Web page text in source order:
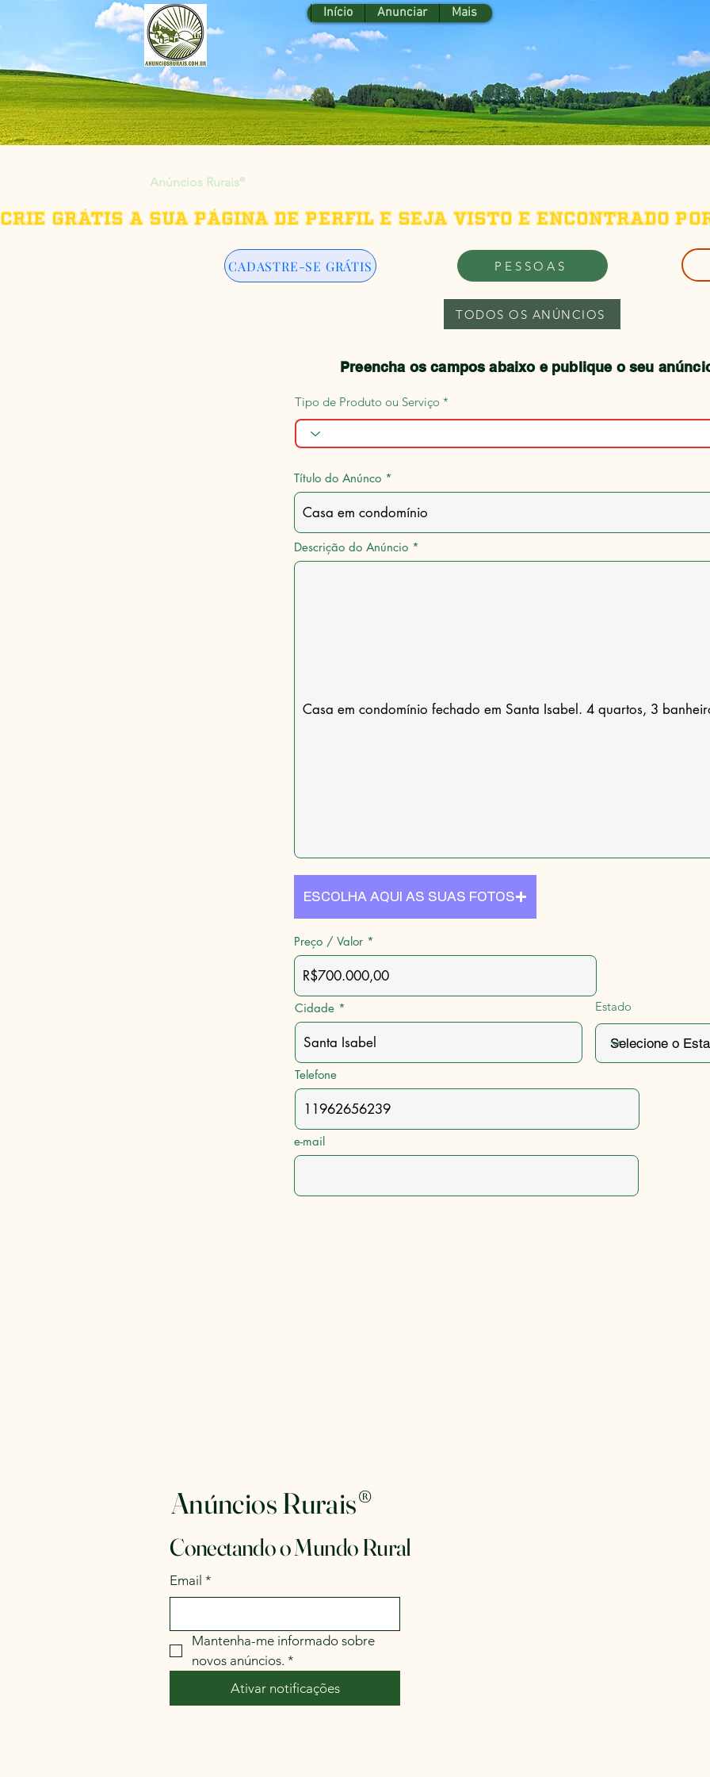
Anúncios Rurais®
Início Anunciar Mais
Crie grátis a sua página de perfil e seja visto e encontrado por
CADASTRE-SE GRÁTIS PESSOAS
TODOS OS ANÚNCIOS
Preencha os campos abaixo e publique o seu
Tipo de Produto ou Serviço
Título do Anúnco
Descrição do Anúncio
Preço / Valor
ESCOLHA AQUI AS SUAS FOTOS
Cidade Estado
Telefone
e-mail
Anúncios Rurais®
Conectando o Mundo Rural
Email *
Mantenha-me informado sobre
novos anúncios. *
Ativar notificações